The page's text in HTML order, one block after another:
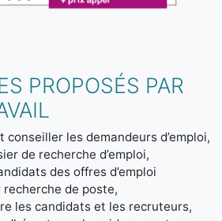
PROPOSÉS PAR
conseiller les demandeurs d’emploi,
de recherche d’emploi,
des offres d’emploi
de poste,
les candidats et les recruteurs,